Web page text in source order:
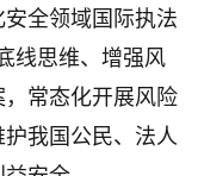
全领域国际执法
线思维、增强风
常态化开展风险
我国公民、法人